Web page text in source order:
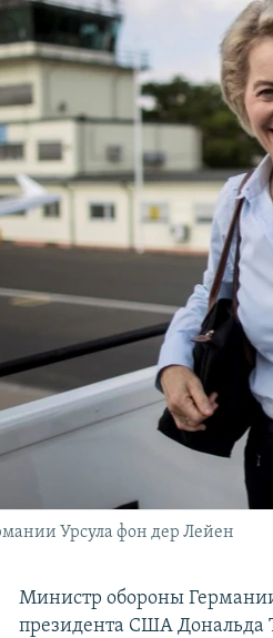
Урсула фон дер Лейен
Министр обороны Германии
президента США Дональда